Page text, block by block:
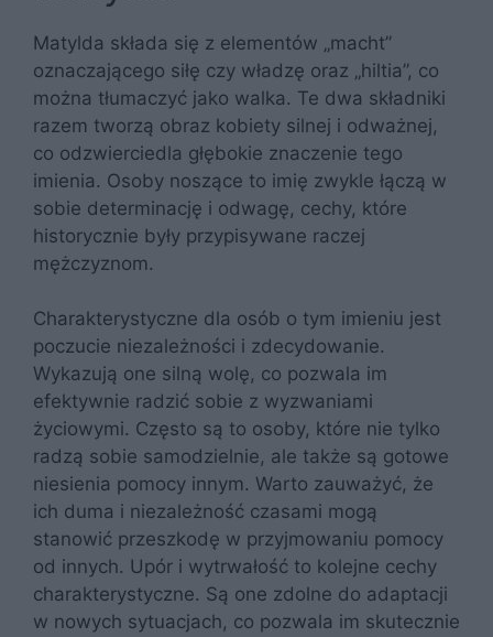
Matylda składa się z elementów „macht”
oznaczającego siłę czy władzę oraz „hiltia”, co
można tłumaczyć jako walka. Te dwa składniki
razem tworzą obraz kobiety silnej i odważnej,
co odzwierciedla głębokie znaczenie tego
imienia. Osoby noszące to imię zwykle łączą w
sobie determinację i odwagę, cechy, które
historycznie były przypisywane raczej
mężczyznom.
Charakterystyczne dla osób o tym imieniu jest
poczucie niezależności i zdecydowanie.
Wykazują one silną wolę, co pozwala im
efektywnie radzić sobie z wyzwaniami
życiowymi. Często są to osoby, które nie tylko
radzą sobie samodzielnie, ale także są gotowe
niesienia pomocy innym. Warto zauważyć, że
ich duma i niezależność czasami mogą
stanowić przeszkodę w przyjmowaniu pomocy
od innych. Upór i wytrwałość to kolejne cechy
charakterystyczne. Są one zdolne do adaptacji
w nowych sytuacjach, co pozwala im skutecznie